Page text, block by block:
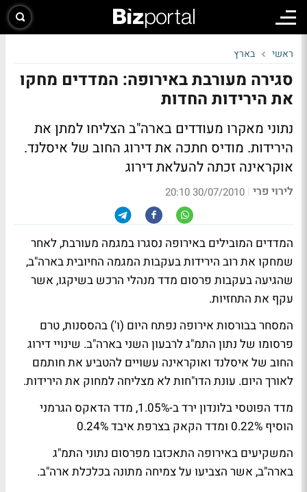
ראשי בארץ
סגירה מעורבת באירופה: המדדים מחקו
את הירידות החדות
נתוני מאקרו מעודדים בארה"ב הצליחו למתן את
הירידות. מודיס חתכה את דירוג החוב של איסלנד.
אוקראינה זכתה להעלאת דירוג
לירוי פרי |
30/07/2010 20:10
המדדים המובילים באירופה נסגרו במגמה מעורבת, לאחר
שמחקו את רוב הירידות בעקבות המגמה החיובית בארה"ב,
שהגיעה בעקבות פרסום מדד מנהלי הרכש בשיקגו, אשר
עקף את התחזיות.
המסחר בבורסות אירופה נפתח היום (ו') בהססנות, טרם
פרסומו של נתון התמ"ג לרבעון השני בארה"ב. שינויי דירוג
החוב של איסלנד ואוקראינה עשויים להטביע את חותמם
לאורך היום. עונת הדו"חות לא מצליחה למחוק את הירידות.
מדד הפוטסי בלונדון ירד ב-1.05%, מדד הדאקס הגרמני
הוסיף 0.22% ומדד הקאק בצרפת איבד 0.24%
המשקיעים באירופה התאכזבו מפרסום נתוני התמ"ג
בארה"ב, אשר הצביעו על צמיחה מתונה בכלכלת ארה"ב.